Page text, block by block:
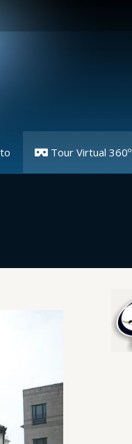
Tour Virtual 360º